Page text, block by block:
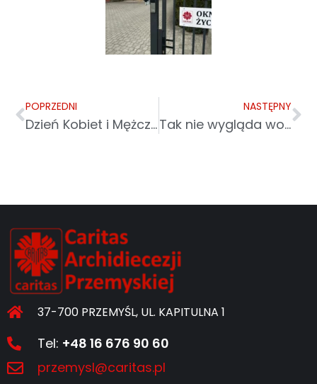
POPRZEDNI
Dzień Kobiet i Mężczyzn w Centrum Usług Senioralnych w Sanoku
NASTĘPNY
Tak nie wygląda wojna, to upadek zasad humanitarnych. Caritas Polska wzywa do ochrony cywilów na Bliskim Wschodzie
37-700 PRZEMYŚL, UL. KAPITULNA 1
Tel: +48 16 676 90 60
przemysl@caritas.pl